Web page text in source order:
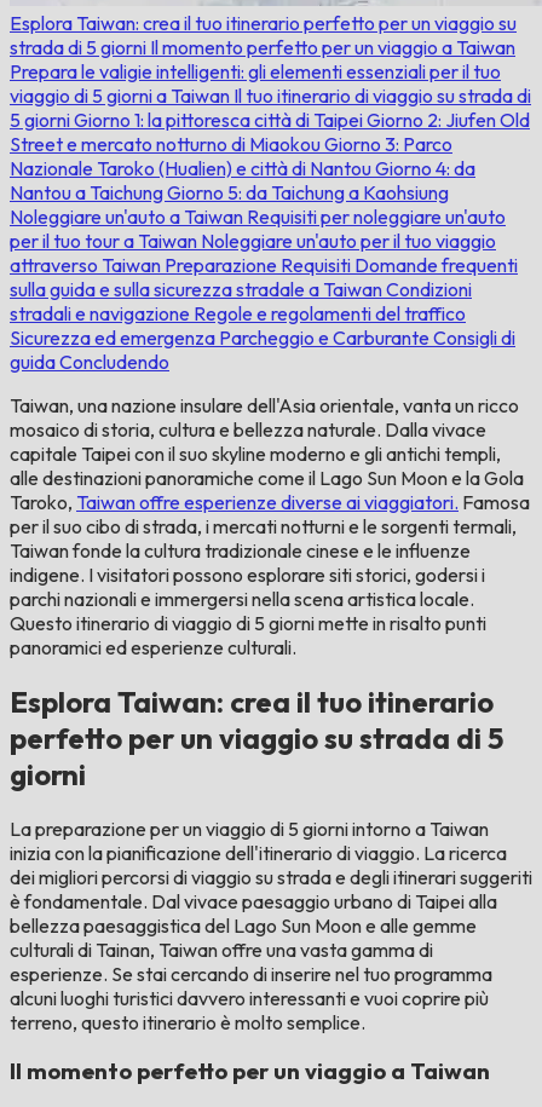
Esplora Taiwan: crea il tuo itinerario perfetto per un viaggio su
strada di 5 giorni Il momento perfetto per un viaggio a Taiwan
Prepara le valigie intelligenti: gli elementi essenziali per il tuo
viaggio di 5 giorni a Taiwan Il tuo itinerario di viaggio su strada di
5 giorniGiorno 1: la pittoresca città di TaipeiGiorno 2: Jiufen Old
Street e mercato notturno di MiaokouGiorno 3: Parco
Nazionale Taroko (Hualien) e città di NantouGiorno 4: da
Nantou a TaichungGiorno 5: da Taichung a Kaohsiung
Noleggiare un'auto a Taiwan Requisiti per noleggiare un'auto
per il tuo tour a Taiwan Noleggiare un'auto per il tuo viaggio
attraverso Taiwan Preparazione Requisiti Domande frequenti
sulla guida e sulla sicurezza stradale a TaiwanCondizioni
stradali e navigazione Regole e regolamenti del traffico
Sicurezza ed emergenza Parcheggio e Carburante Consigli di
guidaConcludendo
Taiwan, una nazione insulare dell'Asia orientale, vanta un ricco
mosaico di storia, cultura e bellezza naturale. Dalla vivace
capitale Taipei con il suo skyline moderno e gli antichi templi,
alle destinazioni panoramiche come il Lago Sun Moon e la Gola
Taroko, Taiwan offre esperienze diverse ai viaggiatori. Famosa
per il suo cibo di strada, i mercati notturni e le sorgenti termali,
Taiwan fonde la cultura tradizionale cinese e le influenze
indigene. I visitatori possono esplorare siti storici, godersi i
parchi nazionali e immergersi nella scena artistica locale.
Questo itinerario di viaggio di 5 giorni mette in risalto punti
panoramici ed esperienze culturali.
Esplora Taiwan: crea il tuo itinerario
perfetto per un viaggio su strada di 5
giorni
La preparazione per un viaggio di 5 giorni intorno a Taiwan
inizia con la pianificazione dell'itinerario di viaggio. La ricerca
dei migliori percorsi di viaggio su strada e degli itinerari suggeriti
è fondamentale. Dal vivace paesaggio urbano di Taipei alla
bellezza paesaggistica del Lago Sun Moon e alle gemme
culturali di Tainan, Taiwan offre una vasta gamma di
esperienze. Se stai cercando di inserire nel tuo programma
alcuni luoghi turistici davvero interessanti e vuoi coprire più
terreno, questo itinerario è molto semplice.
Il momento perfetto per un viaggio a Taiwan